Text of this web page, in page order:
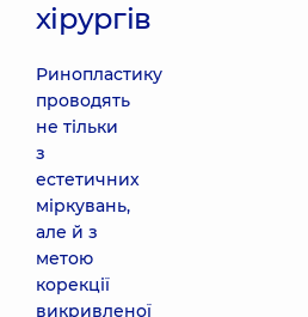
хірургів
Ринопластику
проводять
не тільки
з
естетичних
міркувань,
але й з
метою
корекції
викривленої